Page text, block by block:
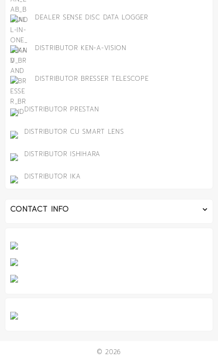
DEALER SENSE DISC DATA LOGGER
DISTRIBUTOR KEN-A-VISION
DISTRIBUTOR BRESSER TELESCOPE
DISTRIBUTOR PRESTAN
DISTRIBUTOR CU SMART LENS
DISTRIBUTOR ISHIHARA
DISTRIBUTOR IKA
CONTACT INFO
© 2026